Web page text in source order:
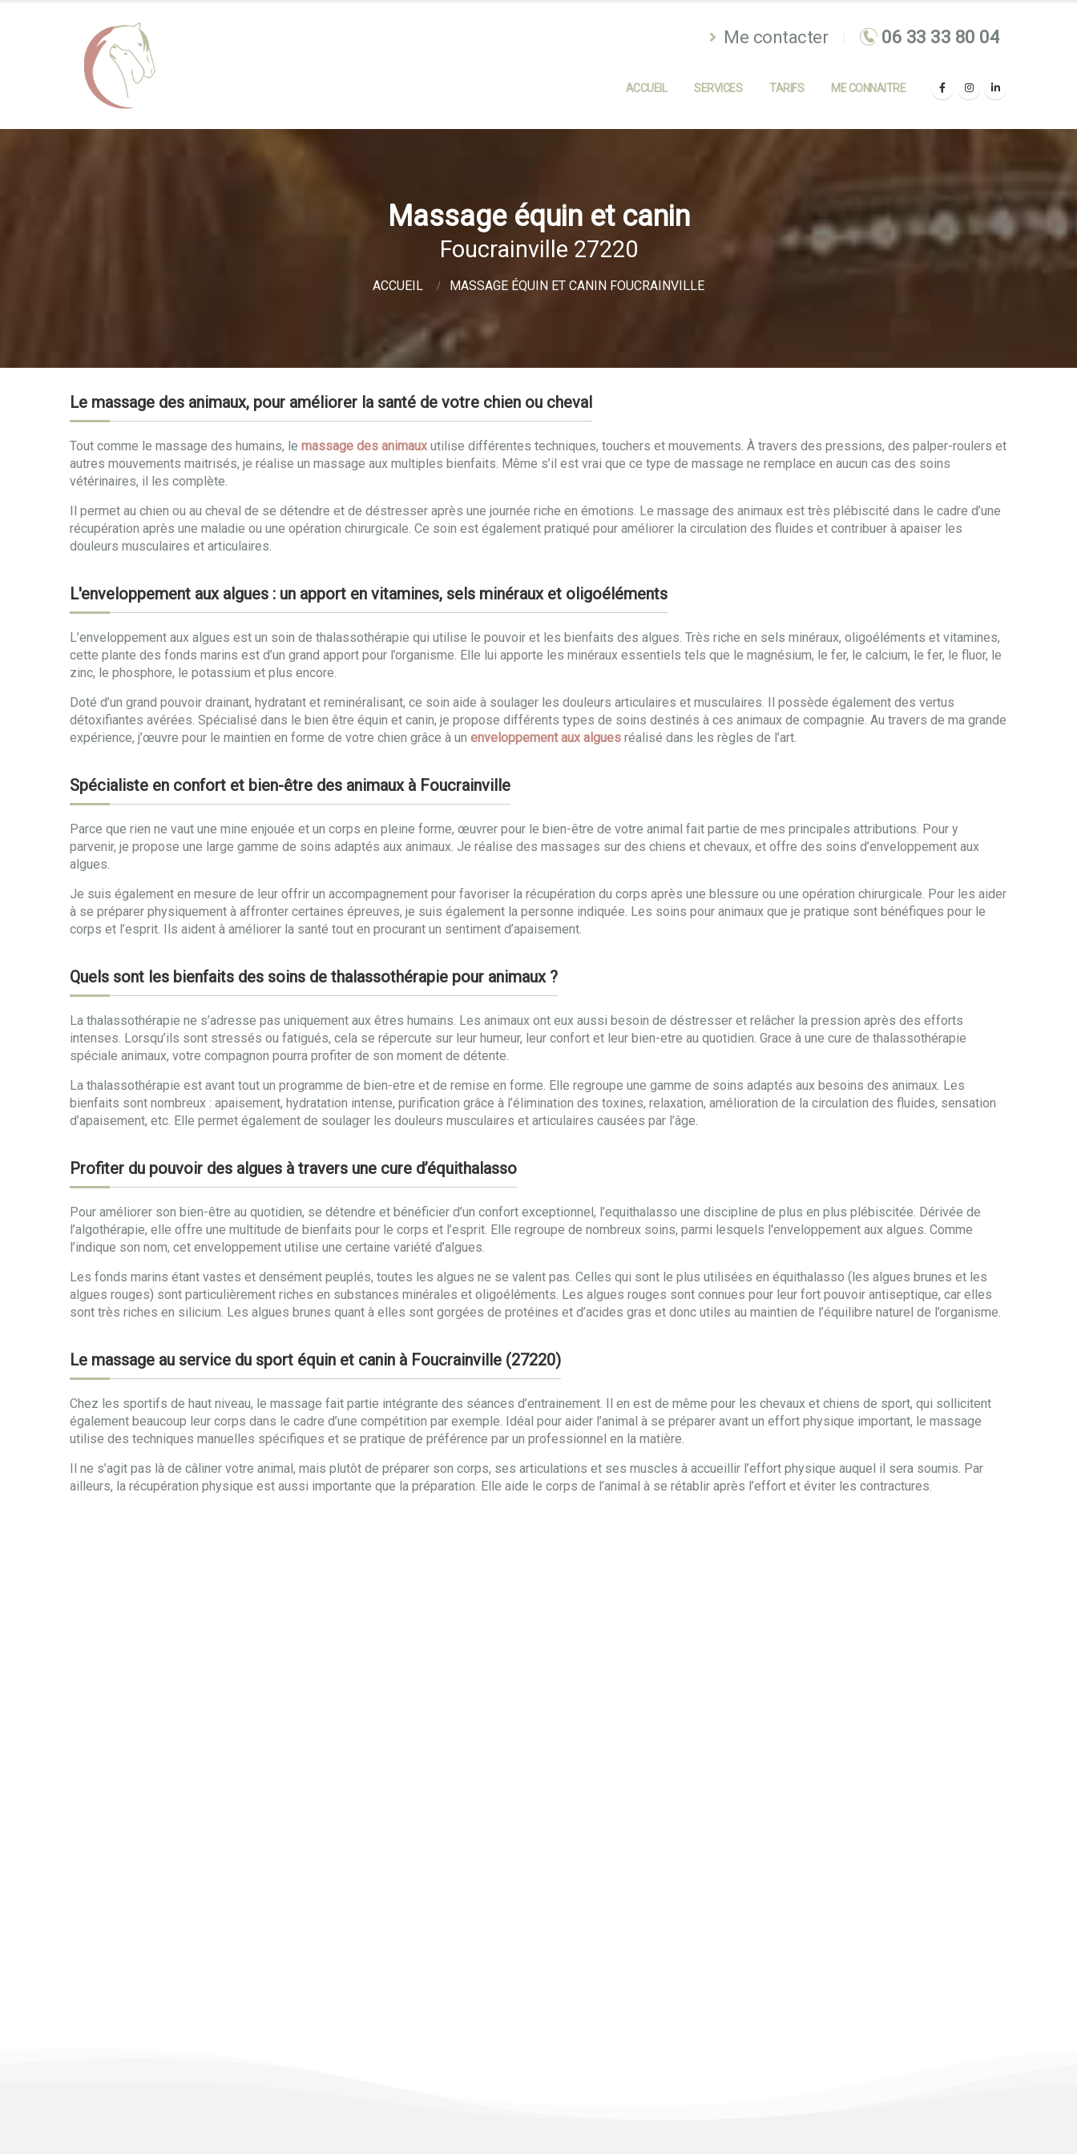
Me contacter
ACCUEIL SERVICES TARIFS ME CONNAITRE
Massage équin et canin
Foucrainville 27220
ACCUEIL MASSAGE ÉQUIN ET CANIN FOUCRAINVILLE
Le massage des animaux, pour améliorer la santé de votre chien ou cheval
Tout comme le massage des humains, le massage des animauxutilise différentes techniques, touchers et mouvements. À travers des pressions, des palper-roulers et
autres mouvements maitrisés, je réalise un massage aux multiples bienfaits. Même s’il est vrai que ce type de massage ne remplace en aucun cas des soins
vétérinaires, il les complète.
Il permet au chien ou au cheval de se détendre et de déstresser après une journée riche en émotions. Le massage des animaux est très plébiscité dans le cadre d’une
récupération après une maladie ou une opération chirurgicale. Ce soin est également pratiqué pour améliorer la circulation des fluides et contribuer à apaiser les
douleurs musculaires et articulaires.
L'enveloppement aux algues : un apport en vitamines, sels minéraux et oligoéléments
L’enveloppement aux algues est un soin de thalassothérapie qui utilise le pouvoir et les bienfaits des algues. Très riche en sels minéraux, oligoéléments et vitamines,
cette plante des fonds marins est d’un grand apport pour l’organisme. Elle lui apporte les minéraux essentiels tels que le magnésium, le fer, le calcium, le fer, le fluor, le
zinc, le phosphore, le potassium et plus encore.
Doté d’un grand pouvoir drainant, hydratant et reminéralisant, ce soin aide à soulager les douleurs articulaires et musculaires. Il possède également des vertus
détoxifiantes avérées. Spécialisé dans le bien être équin et canin, je propose différents types de soins destinés à ces animaux de compagnie. Au travers de ma grande
expérience, j’œuvre pour le maintien en forme de votre chien grâce à un enveloppement aux algues réalisé dans les règles de l’art.
Spécialiste en confort et bien-être des animaux à Foucrainville
Parce que rien ne vaut une mine enjouée et un corps en pleine forme, œuvrer pour le bien-être de votre animal fait partie de mes principales attributions. Pour y
parvenir, je propose une large gamme de soins adaptés aux animaux. Je réalise des massages sur des chiens et chevaux, et offre des soins d’enveloppement aux
algues.
Je suis également en mesure de leur offrir un accompagnement pour favoriser la récupération du corps après une blessure ou une opération chirurgicale. Pour les aider
à se préparer physiquement à affronter certaines épreuves, je suis également la personne indiquée. Les soins pour animaux que je pratique sont bénéfiques pour le
corps et l’esprit. Ils aident à améliorer la santé tout en procurant un sentiment d’apaisement.
Quels sont les bienfaits des soins de thalassothérapie pour animaux ?
La thalassothérapie ne s’adresse pas uniquement aux êtres humains. Les animaux ont eux aussi besoin de déstresser et relâcher la pression après des efforts
intenses. Lorsqu’ils sont stressés ou fatigués, cela se répercute sur leur humeur, leur confort et leur bien-etre au quotidien. Grace à une cure de thalassothérapie
spéciale animaux, votre compagnon pourra profiter de son moment de détente.
La thalassothérapie est avant tout un programme de bien-etre et de remise en forme. Elle regroupe une gamme de soins adaptés aux besoins des animaux. Les
bienfaits sont nombreux : apaisement, hydratation intense, purification grâce à l’élimination des toxines, relaxation, amélioration de la circulation des fluides, sensation
d’apaisement, etc. Elle permet également de soulager les douleurs musculaires et articulaires causées par l’âge.
Profiter du pouvoir des algues à travers une cure d’équithalasso
Pour améliorer son bien-être au quotidien, se détendre et bénéficier d’un confort exceptionnel, l’equithalasso une discipline de plus en plus plébiscitée. Dérivée de
l’algothérapie, elle offre une multitude de bienfaits pour le corps et l’esprit. Elle regroupe de nombreux soins, parmi lesquels l'enveloppement aux algues. Comme
l’indique son nom, cet enveloppement utilise une certaine variété d’algues.
Les fonds marins étant vastes et densément peuplés, toutes les algues ne se valent pas. Celles qui sont le plus utilisées en équithalasso (les algues brunes et les
algues rouges) sont particulièrement riches en substances minérales et oligoéléments. Les algues rouges sont connues pour leur fort pouvoir antiseptique, car elles
sont très riches en silicium. Les algues brunes quant à elles sont gorgées de protéines et d’acides gras et donc utiles au maintien de l’équilibre naturel de l’organisme.
Le massage au service du sport équin et canin à Foucrainville (27220)
Chez les sportifs de haut niveau, le massage fait partie intégrante des séances d’entrainement. Il en est de même pour les chevaux et chiens de sport, qui sollicitent
également beaucoup leur corps dans le cadre d’une compétition par exemple. Idéal pour aider l’animal à se préparer avant un effort physique important, le massage
utilise des techniques manuelles spécifiques et se pratique de préférence par un professionnel en la matière.
Il ne s’agit pas là de câliner votre animal, mais plutôt de préparer son corps, ses articulations et ses muscles à accueillir l’effort physique auquel il sera soumis. Par
ailleurs, la récupération physique est aussi importante que la préparation. Elle aide le corps de l’animal à se rétablir après l’effort et éviter les contractures.